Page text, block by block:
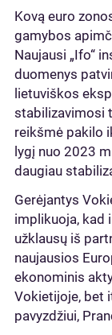
Kovą euro
gamybos
Naujausi „Ifo“
duomenys
lietuviškos
stabilizavimosi
reikšmė pakilo
lygį nuo 2023
daugiau
Gerėjantys
implikuoja, kad
užklausų iš
naujausios
ekonominis
Vokietijoje, bet
pavyzdžiui,